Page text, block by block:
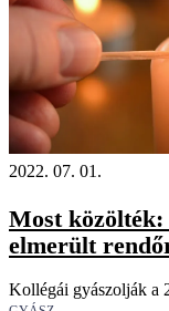
2022. 07. 01.
Most
elmerült
Kollégái gyászolják a